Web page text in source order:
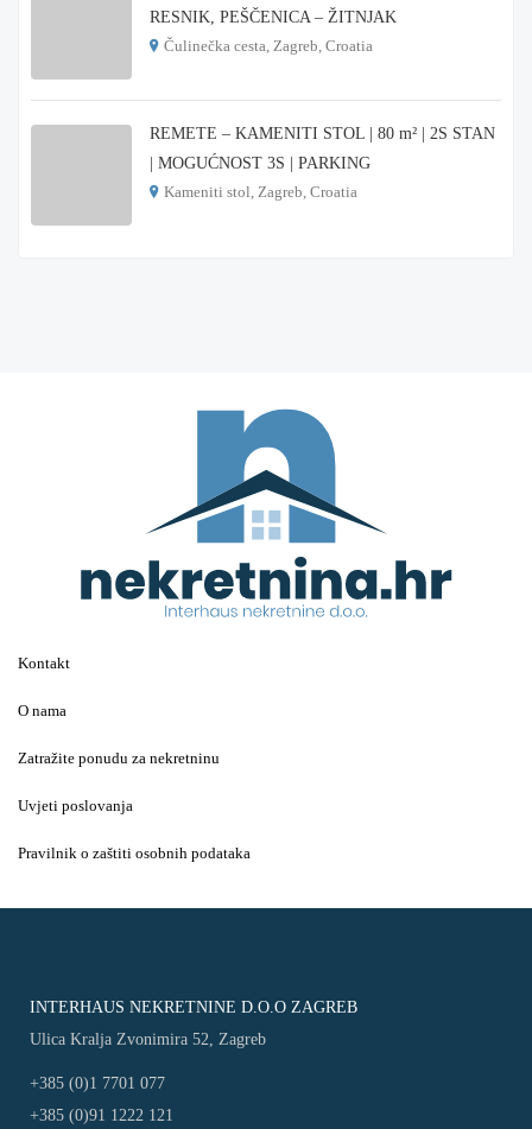
RESNIK, PEŠČENICA – ŽITNJAK
Čulinečka cesta, Zagreb, Croatia
REMETE – KAMENITI STOL | 80 m² | 2S STAN
| MOGUĆNOST 3S | PARKING
Kameniti stol, Zagreb, Croatia
Kontakt
O nama
Zatražite ponudu za nekretninu
Uvjeti poslovanja
Pravilnik o zaštiti osobnih podataka
INTERHAUS NEKRETNINE D.O.O ZAGREB
Ulica Kralja Zvonimira 52, Zagreb
+385 (0)1 7701 077
+385 (0)91 1222 121